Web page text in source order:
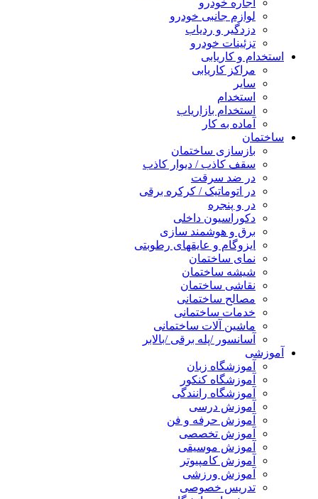
اجاره خودرو
لوازم جانبی خودرو
دزدگیر و ردیاب
تزئینات خودرو
استخدام و کاریابی
مراکز کاریابی
سایر
استخدام
استخدام بازاریاب
آماده به کار
ساختمان
بازسازی ساختمان
سقف کاذب / دیوار کاذب
در ضد سرقت
در اتوماتیک / کرکره برقی
در و پنجره
دکوراسیون داخلی
برق و هوشمند سازی
ایزوگام و عایقهای رطوبتی
نمای ساختمان
شیشه ساختمان
نقاشی ساختمان
مصالح ساختمانی
خدمات ساختمانی
ماشین آلات ساختمانی
آسانسور /پله برقی /بالابر
آموزشی
آموزشگاه زبان
آموزشگاه کنکور
آموزشگاه رانندگی
آموزش درسی
آموزش حرفه و فن
آموزش تخصصی
آموزش موسیقی
آموزش کامپیوتر
آموزش ورزشی
تدریس خصوصی